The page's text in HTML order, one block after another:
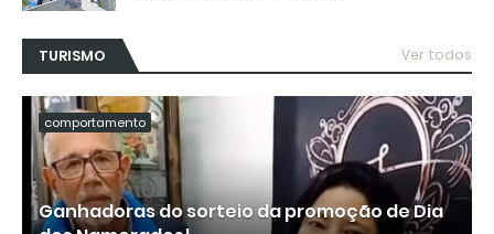
TURISMO Ver todos
comportamento
Ganhadoras do sorteio da promoção de Dia